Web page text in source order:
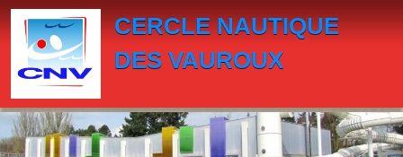
CERCLE NAUTIQUE
DES VAUROUX
Panneau de gestion des cookies